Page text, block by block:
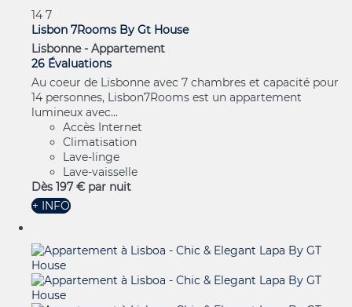
14 7
Lisbon 7Rooms By Gt House
Lisbonne - Appartement
26 Évaluations
Au coeur de Lisbonne avec 7 chambres et capacité pour
14 personnes, Lisbon7Rooms est un appartement
lumineux avec...
Accès Internet
Climatisation
Lave-linge
Lave-vaisselle
Dès 197 € par nuit
+ INFO